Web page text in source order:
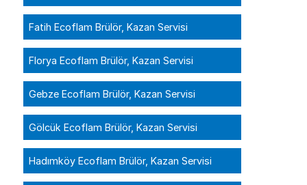
Fatih Ecoflam Brülör, Kazan Servisi
Florya Ecoflam Brülör, Kazan Servisi
Gebze Ecoflam Brülör, Kazan Servisi
Gölcük Ecoflam Brülör, Kazan Servisi
Hadımköy Ecoflam Brülör, Kazan Servisi